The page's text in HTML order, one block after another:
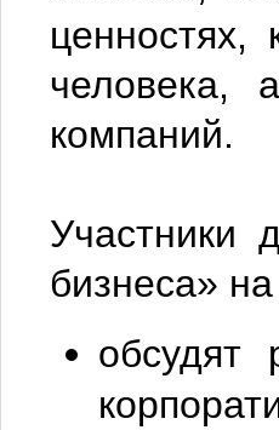
человека,
компаний.
Участники
бизнеса»
обсудят